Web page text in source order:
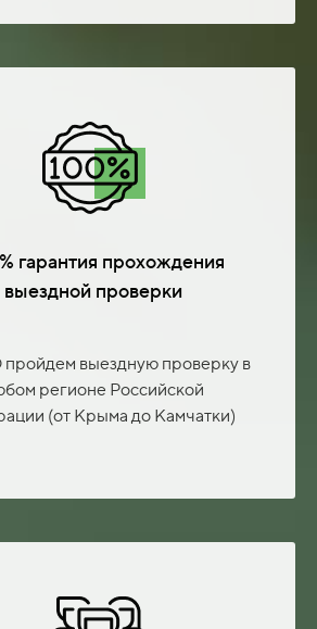
гарантия прохождения
выездной проверки
выездную проверку в
регионе Российской
(от Крыма до Камчатки)